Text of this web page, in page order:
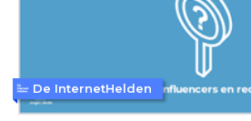
De InternetHelden